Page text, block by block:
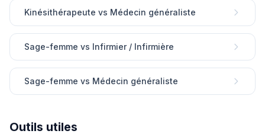
Kinésithérapeute vs Médecin généraliste
Sage-femme vs Infirmier / Infirmière
Sage-femme vs Médecin généraliste
Outils utiles